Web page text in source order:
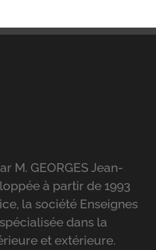
M. GEORGES Jean-
à partir de 1993
la société Enseignes
dans la
et extérieure.